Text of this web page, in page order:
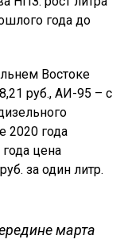
года до
Востоке
руб., АИ-95 – с
2020 года
цена
за один литр.
марта